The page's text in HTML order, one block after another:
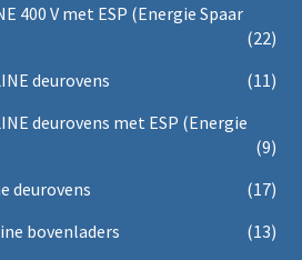
400 V met ESP (Energie Spaar
(22)
deurovens
(11)
deurovens met ESP (Energie
(9)
deurovens
(17)
bovenladers
(13)